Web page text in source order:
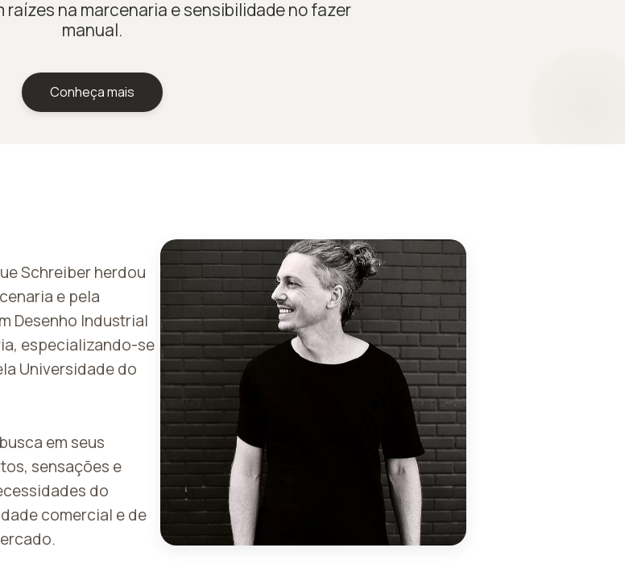
raízes na marcenaria e sensibilidade no fazer
manual.
Conheça mais
Schreiber herdou
e pela
Desenho Industrial
especializando-se
Universidade do
em seus
sensações e
do
comercial e de